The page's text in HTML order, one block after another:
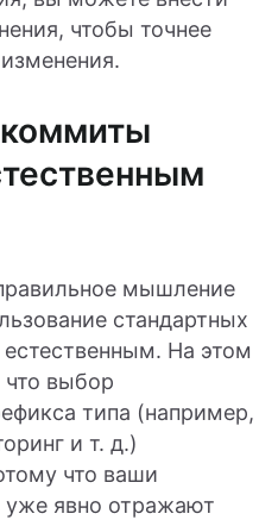
чтобы точнее
мышление
стандартных
На этом
что выбор
типа (например,
и т. д.)
что ваши
явно отражают